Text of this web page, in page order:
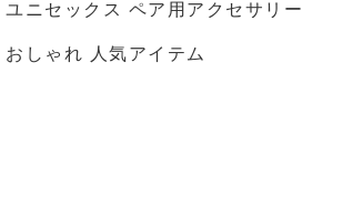
ユニセックス ペア用アクセサリー
おしゃれ 人気アイテム